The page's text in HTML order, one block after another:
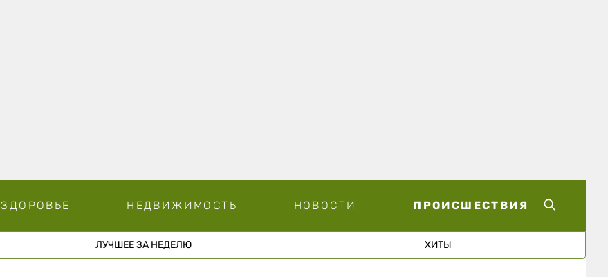
ЗДОРОВЬЕ НЕДВИЖИМОСТЬ НОВОСТИ ПРОИСШЕСТВИЯ
ЛУЧШЕЕ ЗА НЕДЕЛЮ ХИТЫ